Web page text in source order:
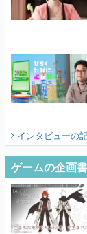
インタビューの
ゲームの企画書